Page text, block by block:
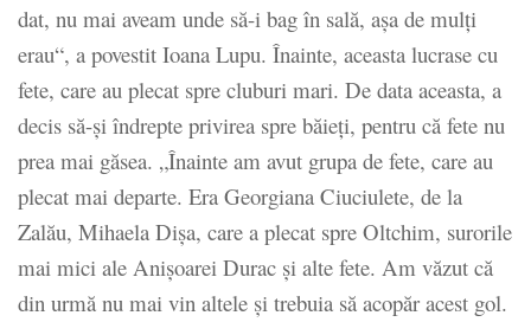
dat, nu mai aveam unde să-i bag în sală, așa de mulți
erau“, a povestit Ioana Lupu. Înainte, aceasta lucrase cu
fete, care au plecat spre cluburi mari. De data aceasta, a
decis să-și îndrepte privirea spre băieți, pentru că fete nu
prea mai găsea. „Înainte am avut grupa de fete, care au
plecat mai departe. Era Georgiana Ciuciulete, de la
Zalău, Mihaela Dișa, care a plecat spre Oltchim, surorile
mai mici ale Anișoarei Durac și alte fete. Am văzut că
din urmă nu mai vin altele și trebuia să acopăr acest gol.